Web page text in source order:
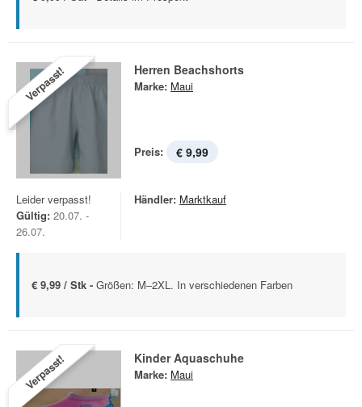
Verpasst! Herren Beachshorts
Marke: Maui
Preis: € 9,99
Leider verpasst!
Gültig: 20.07. -
26.07.
Händler: Marktkauf
€ 9,99 / Stk - Größen: M–2XL. In verschiedenen Farben
Verpasst! Kinder Aquaschuhe
Marke: Maui